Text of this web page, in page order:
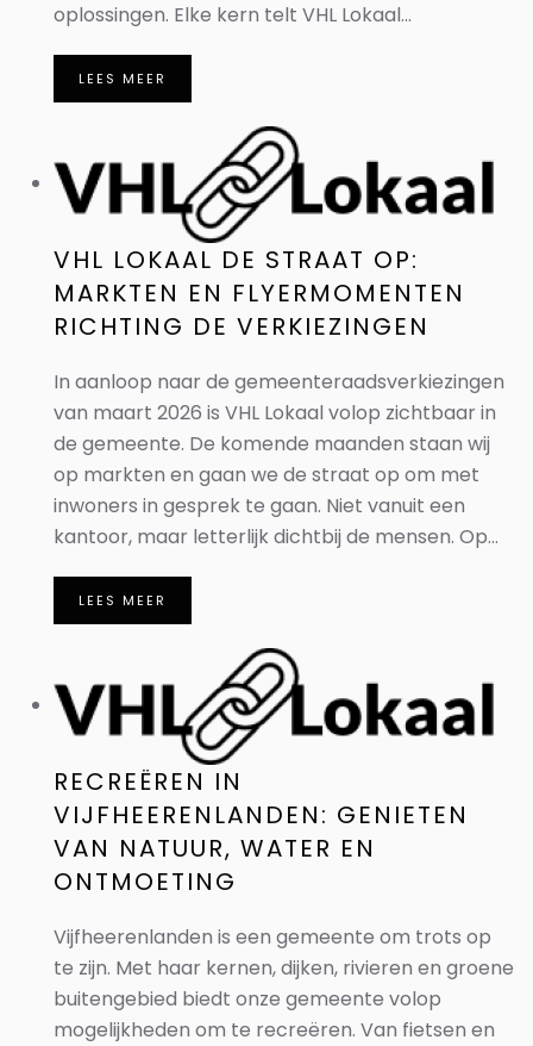
oplossingen. Elke kern telt VHL Lokaal...
LEES MEER
VHL LOKAAL DE STRAAT OP:
MARKTEN EN FLYERMOMENTEN
RICHTING DE VERKIEZINGEN
In aanloop naar de gemeenteraadsverkiezingen
van maart 2026 is VHL Lokaal volop zichtbaar in
de gemeente. De komende maanden staan wij
op markten en gaan we de straat op om met
inwoners in gesprek te gaan. Niet vanuit een
kantoor, maar letterlijk dichtbij de mensen. Op...
LEES MEER
RECREËREN IN
VIJFHEERENLANDEN: GENIETEN
VAN NATUUR, WATER EN
ONTMOETING
Vijfheerenlanden is een gemeente om trots op
te zijn. Met haar kernen, dijken, rivieren en groene
buitengebied biedt onze gemeente volop
mogelijkheden om te recreëren. Van fietsen en